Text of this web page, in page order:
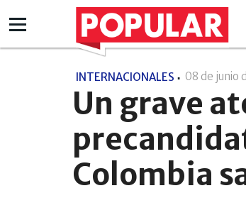
INTERNACIONALES 08 de junio
Un grave
Colombia